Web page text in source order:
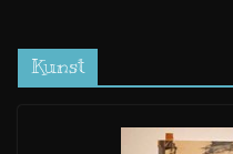
Kunst